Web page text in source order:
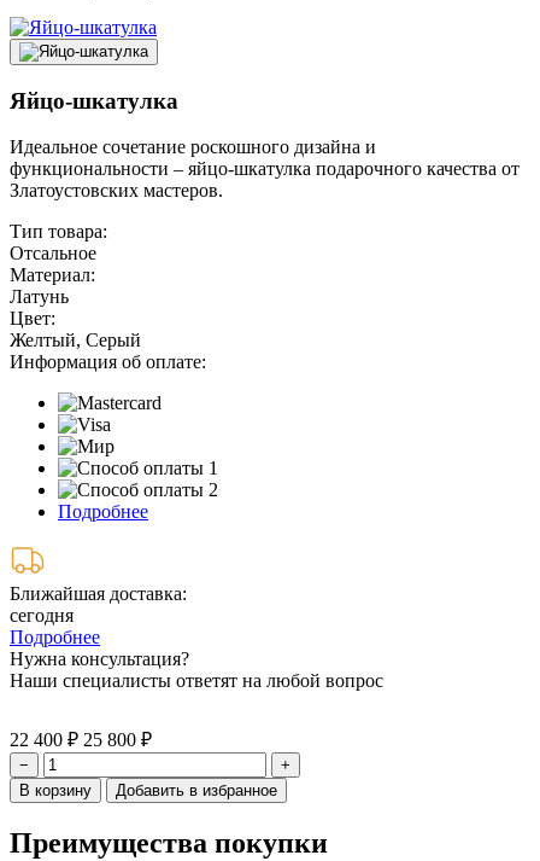
Яйцо-шкатулка
Идеальное сочетание роскошного дизайна и
функциональности – яйцо-шкатулка подарочного качества от
Златоустовских мастеров.
Тип товара:
Отсальное
Материал:
Латунь
Цвет:
Желтый, Серый
Информация об оплате:
Подробнее
Ближайшая доставка:
сегодня
Подробнее
Нужна консультация?
Наши специалисты ответят на любой вопрос
22 400 ₽ 25 800 ₽
−
+
В корзину
Добавить в избранное
Преимущества покупки